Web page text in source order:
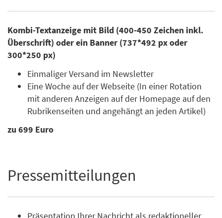
Kombi-Textanzeige mit Bild (400-450 Zeichen inkl.
Überschrift) oder ein Banner (737*492 px oder
300*250 px)
Einmaliger Versand im Newsletter
Eine Woche auf der Webseite (In einer Rotation
mit anderen Anzeigen auf der Homepage auf den
Rubrikenseiten und angehängt an jeden Artikel)
zu 699 Euro
Pressemitteilungen
Präsentation Ihrer Nachricht als redaktioneller